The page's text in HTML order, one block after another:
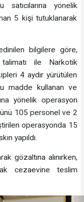
yönelik
5 kişi tutuklanarak
bilgilere göre,
talimatı ile Narkotik
4 aydır yürütülen
madde kullanan ve
yönelik operasyon
105 personel ve 2
operasyonda 15
yapıldı.
gözaltına alınırken,
cezaevine teslim